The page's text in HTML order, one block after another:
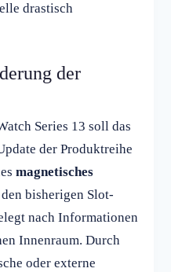
drastisch
der
Series 13 soll das
der Produktreihe
magnetisches
den bisherigen Slot-
nach Informationen
Innenraum. Durch
oder externe